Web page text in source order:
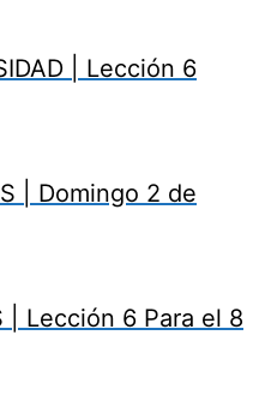
| Lección 6
| Domingo 2 de
| Lección 6 Para el 8